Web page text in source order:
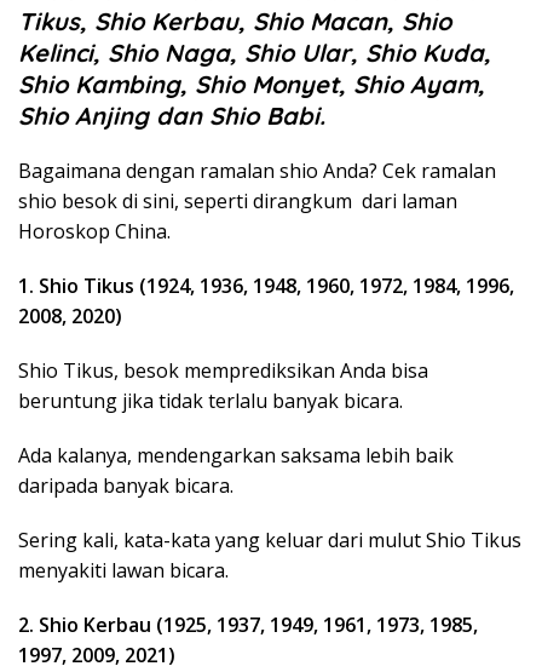
Tikus, Shio Kerbau, Shio Macan, Shio
Kelinci, Shio Naga, Shio Ular, Shio Kuda,
Shio Kambing, Shio Monyet, Shio Ayam,
Shio Anjing dan Shio Babi.
Bagaimana dengan ramalan shio Anda? Cek ramalan
shio besok di sini, seperti dirangkum dari laman
Horoskop China.
1. Shio Tikus (1924, 1936, 1948, 1960, 1972, 1984, 1996,
2008, 2020)
Shio Tikus, besok memprediksikan Anda bisa
beruntung jika tidak terlalu banyak bicara.
Ada kalanya, mendengarkan saksama lebih baik
daripada banyak bicara.
Sering kali, kata-kata yang keluar dari mulut Shio Tikus
menyakiti lawan bicara.
2. Shio Kerbau (1925, 1937, 1949, 1961, 1973, 1985,
1997, 2009, 2021)